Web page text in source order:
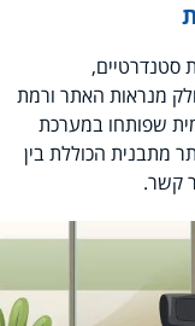
מנראות האתר ורמת
שפותחו במערכת
מתבנית הכוללת בין
קשר.